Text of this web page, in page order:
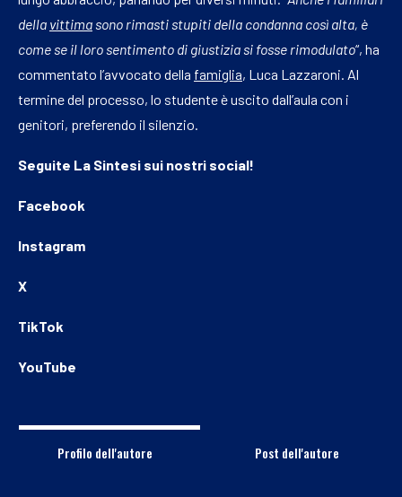
della vittimasono rimasti stupiti della condanna così alta, è
come se il loro sentimento di giustizia si fosse rimodulato“, ha
commentato l’avvocato della famiglia, Luca Lazzaroni. Al
termine del processo, lo studente è uscito dall’aula con i
genitori, preferendo il silenzio.
Seguite La Sintesi sui nostri social!
Facebook
Instagram
X
TikTok
YouTube
Profilo dell'autore Post dell'autore